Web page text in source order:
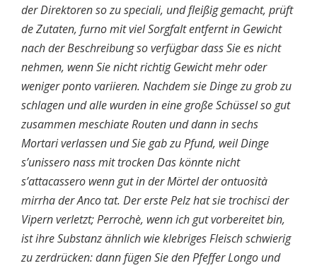
der Direktoren so zu speciali, und fleißig gemacht, prüft
de Zutaten, furno mit viel Sorgfalt entfernt in Gewicht
nach der Beschreibung so verfügbar dass Sie es nicht
nehmen, wenn Sie nicht richtig Gewicht mehr oder
weniger ponto variieren. Nachdem sie Dinge zu grob zu
schlagen und alle wurden in eine große Schüssel so gut
zusammen meschiate Routen und dann in sechs
Mortari verlassen und Sie gab zu Pfund, weil Dinge
s’unissero nass mit trocken Das könnte nicht
s’attacassero wenn gut in der Mörtel der ontuosità
mirrha der Anco tat. Der erste Pelz hat sie trochisci der
Vipern verletzt; Perrochè, wenn ich gut vorbereitet bin,
ist ihre Substanz ähnlich wie klebriges Fleisch schwierig
zu zerdrücken: dann fügen Sie den Pfeffer Longo und